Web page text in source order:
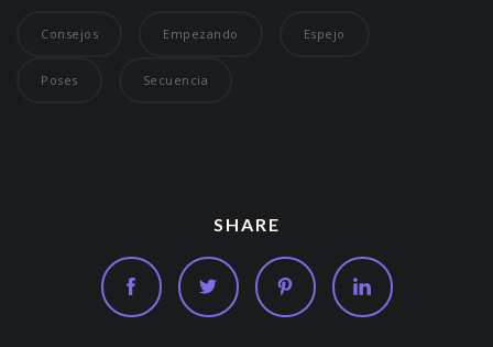
Consejos Empezando Espejo
Poses Secuencia
SHARE